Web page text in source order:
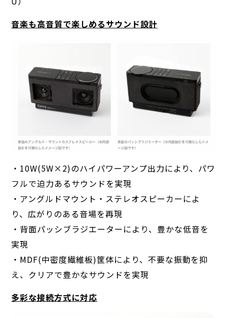
音楽も高音質で楽しめるサウンド設計
・10W(5W×2)のハイパワーアンプ出力により、パワ
フルで迫力あるサウンドを実現
・アングルドマウント・ステレオスピーカーによ
り、広がりのある音場を再現
・背面パッシブラジエーターにより、豊かな低音を
実現
・MDF(中密度繊維板)筐体により、不要な振動を抑
え、クリアで豊かなサウンドを実現
多彩な接続方式に対応